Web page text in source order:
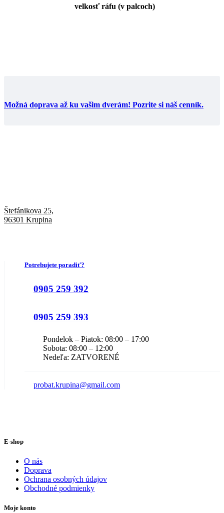
velkosť ráfu (v palcoch)
Možná doprava až ku vašim dverám! Pozrite si náš cenník.
Štefánikova 25,
96301 Krupina
Potrebujete poradiť?
0905 259 392
0905 259 393
Pondelok – Piatok: 08:00 – 17:00
Sobota: 08:00 – 12:00
Nedeľa: ZATVORENÉ
probat.krupina@gmail.com
E-shop
O nás
Doprava
Ochrana osobných údajov
Obchodné podmienky
Moje konto